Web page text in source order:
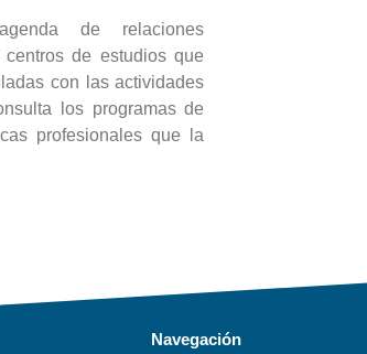
de relaciones
de estudios que
con las actividades
los programas de
profesionales que la
Navegación